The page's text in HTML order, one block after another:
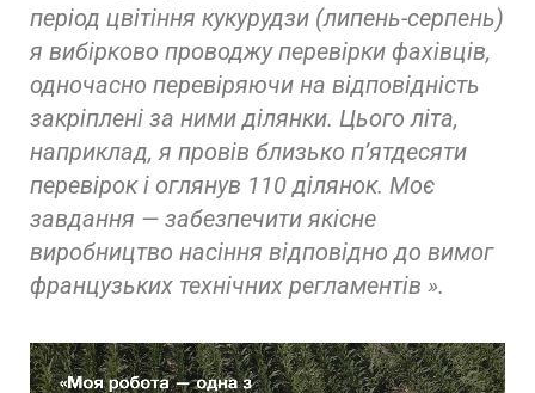
період цвітіння кукурудзи (липень-серпень)
я вибірково проводжу перевірки фахівців,
одночасно перевіряючи на відповідність
закріплені за ними ділянки. Цього літа,
наприклад, я провів близько п’ятдесяти
перевірок і оглянув 110 ділянок. Моє
завдання — забезпечити якісне
виробництво насіння відповідно до вимог
французьких технічних регламентів ».